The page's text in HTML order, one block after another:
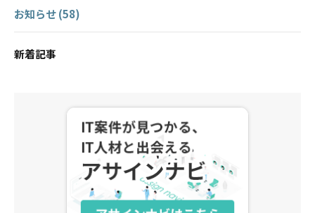
お知らせ(58)
新着記事